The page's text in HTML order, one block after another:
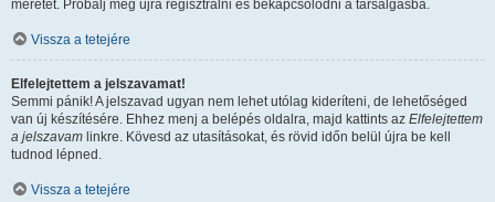
méretét. Próbálj meg újra regisztrálni és bekapcsolódni a társalgásba.
Vissza a tetejére
Elfelejtettem a jelszavamat!
Semmi pánik! A jelszavad ugyan nem lehet utólag kideríteni, de lehetőséged
van új készítésére. Ehhez menj a belépés oldalra, majd kattints az Elfelejtettem
a jelszavam linkre. Kövesd az utasításokat, és rövid időn belül újra be kell
tudnod lépned.
Vissza a tetejére